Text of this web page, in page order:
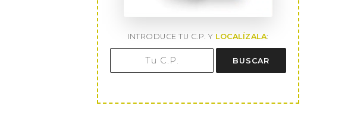
INTRODUCE TU C.P. Y LOCALÍZALA:
BUSCAR